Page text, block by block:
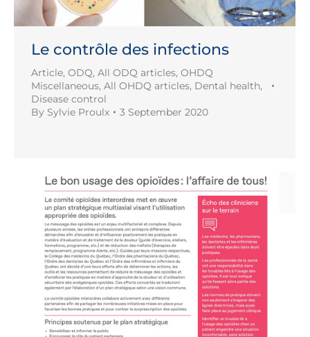
Le contrôle des infections
Article, ODQ, All ODQ articles, OHDQ
Miscellaneous, All OHDQ articles, Dental health,
Disease control
By Sylvie Proulx 3 September 2020